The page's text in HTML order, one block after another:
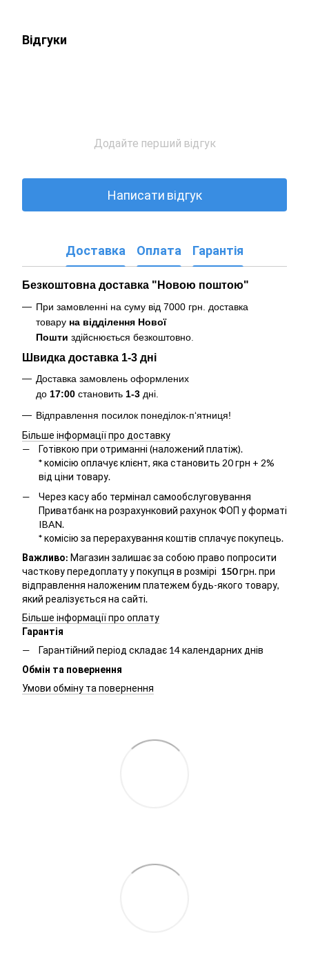
Відгуки
Додайте перший відгук
Написати відгук
Доставка Оплата Гарантія
Безкоштовна доставка "Новою поштою"
При замовленні на суму від 7000 грн. доставка
товару на відділення Нової
Пошти здійснюється безкоштовно
Швидка доставка 1-3 дні
Доставка замовлень оформлених
до 17:00 становить 1-3 дні.
Відправлення посилок понеділок-п‘ятниця!
Більше інформації про доставку
Готівкою при отриманні (наложений платіж).
*комісію оплачує клієнт, яка становить 20 грн + 2%
від ціни товару.
Через касу або термінал самообслуговування
Приватбанк на розрахунковий рахунок ФОП у форматі
IBAN.
*комісію за перерахування коштів сплачує покупець.
Важливо: Магазин залишає за собою право попросити
часткову передоплату у покупця в розмірі 150грн. при
відправлення наложеним платежем будь-якого товару,
який реалізується на сайті.
Більше інформації про оплату
Гарантія
Гарантійний період складає 14 календарних днів
Обмін та повернення
Умови обміну та повернення